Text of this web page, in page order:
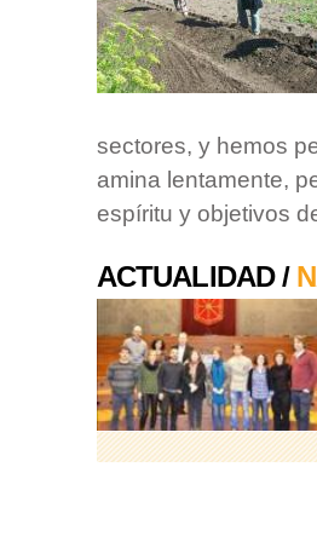
sectores, y hemos
amina lentamente,
espíritu y objetivos
ACTUALIDAD /